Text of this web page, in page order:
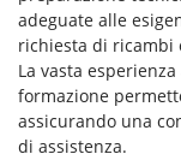
adeguate alle
richiesta di ricambi
La vasta
formazione
assicurando una
di assistenza.